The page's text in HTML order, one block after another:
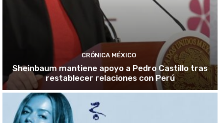
CRÓNICA MÉXICO
Sheinbaum mantiene apoyo a Pedro Castillo tras
restablecer relaciones con Perú